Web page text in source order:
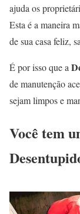
ajuda os
Esta é a maneira
de sua casa feliz,
É por isso que a
de manutenção
sejam limpos e
Você tem